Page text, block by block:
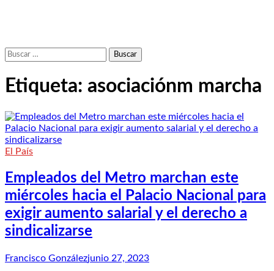
Buscar:
Etiqueta: asociaciónm marcha
El País
Empleados del Metro marchan este
miércoles hacia el Palacio Nacional para
exigir aumento salarial y el derecho a
sindicalizarse
Francisco Gonzálezjunio 27, 2023